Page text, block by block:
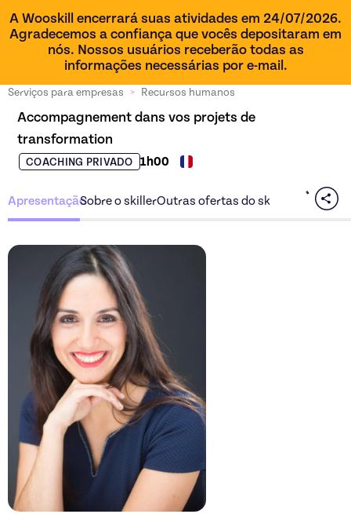
A Wooskill encerrará suas atividades em 24/07/2026.
Agradecemos a confiança que vocês depositaram em
nós. Nossos usuários receberão todas as
informações necessárias por e-mail.
Serviços para empresas > Recursos humanos
Accompagnement dans vos projets de
transformation
COACHING PRIVADO 1h00
ApresentaçãoSobre o skillerOutras ofertas do skiller